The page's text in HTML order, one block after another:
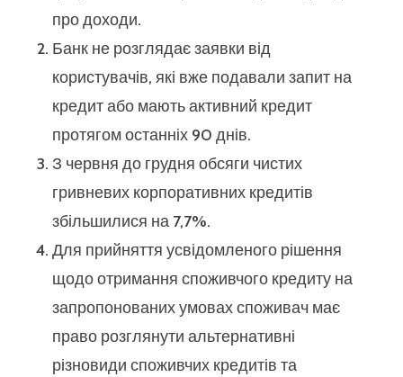
про доходи.
Банк не розглядає заявки від
користувачів, які вже подавали запит на
кредит або мають активний кредит
протягом останніх 90 днів.
З червня до грудня обсяги чистих
гривневих корпоративних кредитів
збільшилися на 7,7%.
Для прийняття усвідомленого рішення
щодо отримання споживчого кредиту на
запропонованих умовах споживач має
право розглянути альтернативні
різновиди споживчих кредитів та